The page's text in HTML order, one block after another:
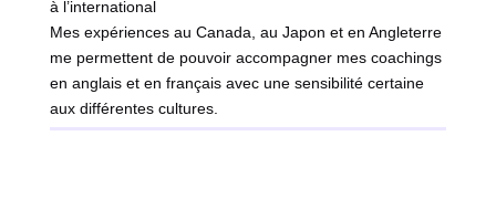
à l’international
Mes expériences au Canada, au Japon et en Angleterre
me permettent de pouvoir accompagner mes coachings
en anglais et en français avec une sensibilité certaine
aux différentes cultures.